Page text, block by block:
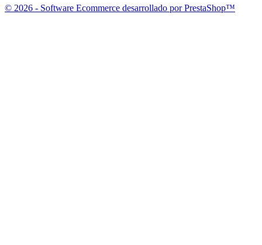
© 2026 - Software Ecommerce desarrollado por PrestaShop™